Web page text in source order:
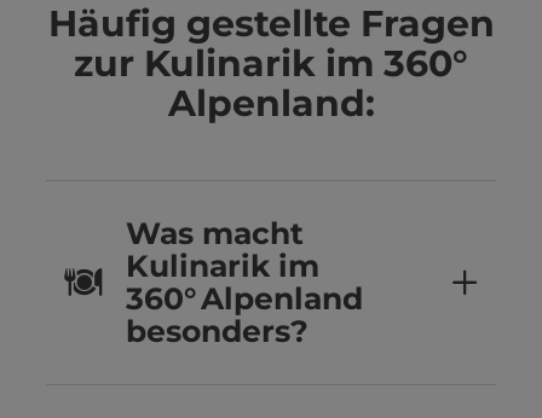
Häufig gestellte Fragen
zur Kulinarik im 360°
Alpenland:
Was macht
Kulinarik im
360° Alpenland
besonders?